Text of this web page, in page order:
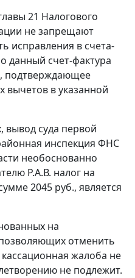
21 Налогового
не запрещают
исправления в счета-
данный счет-фактура
подтверждающее
вычетов в указанной
вывод суда первой
инспекция ФНС
необоснованно
Р.А.В. налог на
2045 руб., является
на
отменить
жалоба не
не подлежит.